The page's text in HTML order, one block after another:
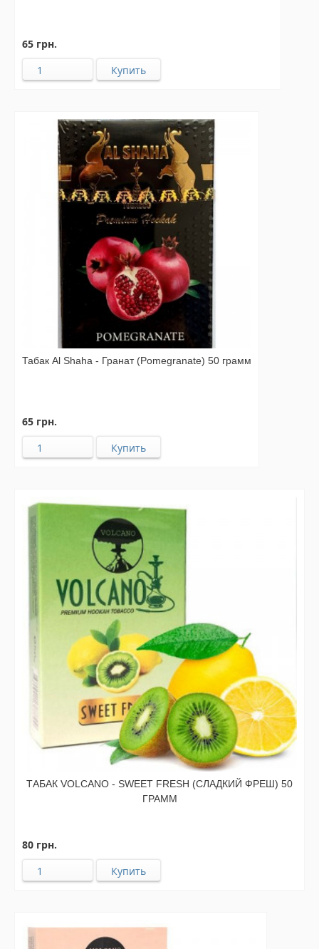
65 грн.
Табак Al Shaha - Гранат (Pomegranate) 50 грамм
65 грн.
ТАБАК VOLCANO - SWEET FRESH (СЛАДКИЙ ФРЕШ) 50
ГРАММ
80 грн.